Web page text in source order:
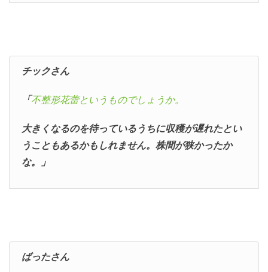
チックさん
「不整形花蕾というものでしょうか。
大きくなるのを待っているうちに収穫が遅れたとい
うこともあるかもしれません。株間が狭かったか
な。」
ばったさん